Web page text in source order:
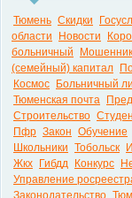
Тюмень Скидки
области
Новости
больничный
(семейный) капитал
Космос
Больничный
Тюменская почта
Строительство
Пфр Закон Обучение
Школьники Тобольск
Жкх
Гибдд Конкурс
Управление
Законодательство